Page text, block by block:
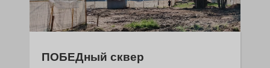
ПОБЕДный сквер